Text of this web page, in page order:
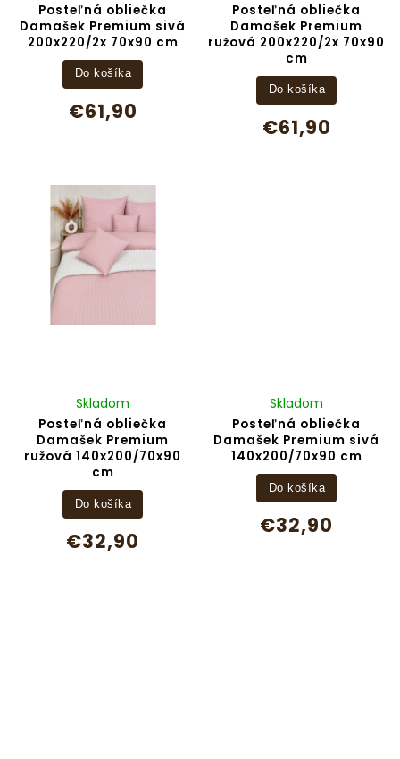
Posteľná obliečka
Damašek Premium sivá
200x220/2x 70x90 cm
€61,90
Do košíka
Posteľná obliečka
Damašek Premium
ružová 200x220/2x 70x90
cm
€61,90
Do košíka
Posteľná obliečka
Damašek Premium
ružová 140x200/70x90
cm
Skladom
€32,90
Do košíka
Posteľná obliečka
Damašek Premium sivá
140x200/70x90 cm
Skladom
€32,90
Do košíka